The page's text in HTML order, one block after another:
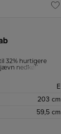
32% hurtigere
nedkøling,
og holder dermed
E
203 cm
59,5 cm